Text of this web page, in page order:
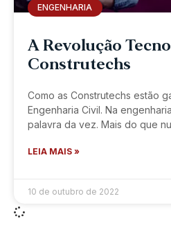
ENGENHARIA
A Revolução
Construtechs
Como as Construtechs estão
Engenharia Civil. Na
palavra da vez. Mais do que
LEIA MAIS »
10 de outubro de 2022